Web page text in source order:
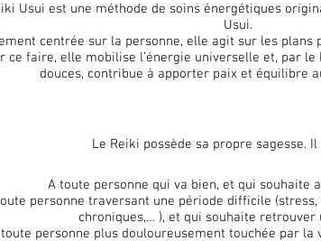
Usui est une méthode de soins énergétiques
Usui.
centrée sur la personne, elle agit sur les plans
ce faire, elle mobilise l’énergie universelle et, par
douces, contribue à apporter paix et équilibre
Le Reiki possède sa propre sagesse.
A toute personne qui va bien, et qui souhaite
personne traversant une période difficile
chroniques,… ), et qui souhaite retrouver
personne plus douloureusement touchée par la